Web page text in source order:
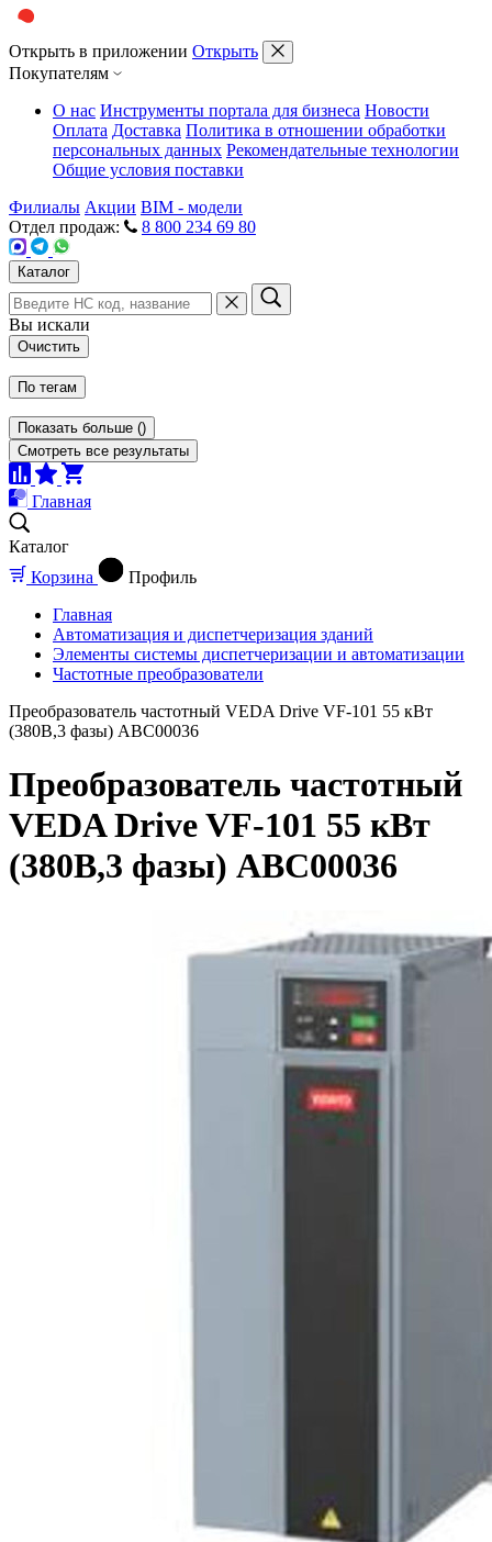
Открыть в приложении Открыть
Покупателям
О нас Инструменты портала для бизнеса Новости
Оплата Доставка Политика в отношении обработки
персональных данных Рекомендательные технологии
Общие условия поставки
Филиалы Акции BIM - модели
Отдел продаж:
8 800 234 69 80
Каталог
Вы искали
Очистить
По тегам
Показать больше ()
Смотреть все результаты
Главная
Каталог
Корзина
Профиль
Главная
Автоматизация и диспетчеризация зданий
Элементы системы диспетчеризации и автоматизации
Частотные преобразователи
Преобразователь частотный VEDA Drive VF-101 55 кВт
(380В,3 фазы) ABC00036
Преобразователь частотный
VEDA Drive VF-101 55 кВт
(380В,3 фазы) ABC00036